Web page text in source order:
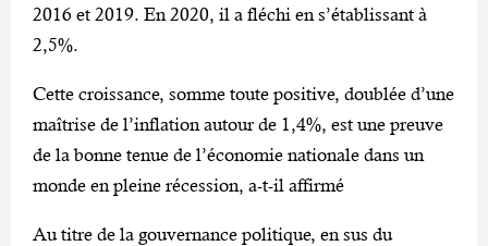
2016 et 2019. En 2020, il a fléchi en s’établissant à
2,5%.
Cette croissance, somme toute positive, doublée d’une
maîtrise de l’inflation autour de 1,4%, est une preuve
de la bonne tenue de l’économie nationale dans un
monde en pleine récession, a-t-il affirmé
Au titre de la gouvernance politique, en sus du